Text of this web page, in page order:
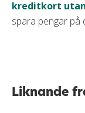
kreditkort
spara pengar på
Liknande